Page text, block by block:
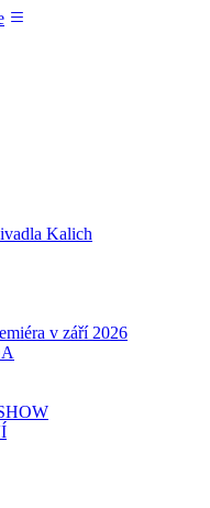
Kalich
v září 2026